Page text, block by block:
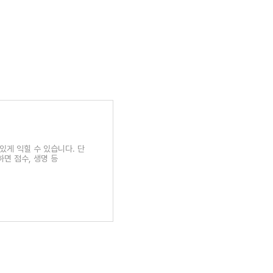
게 익힐 수 있습니다. 단
면 점수, 생명 등